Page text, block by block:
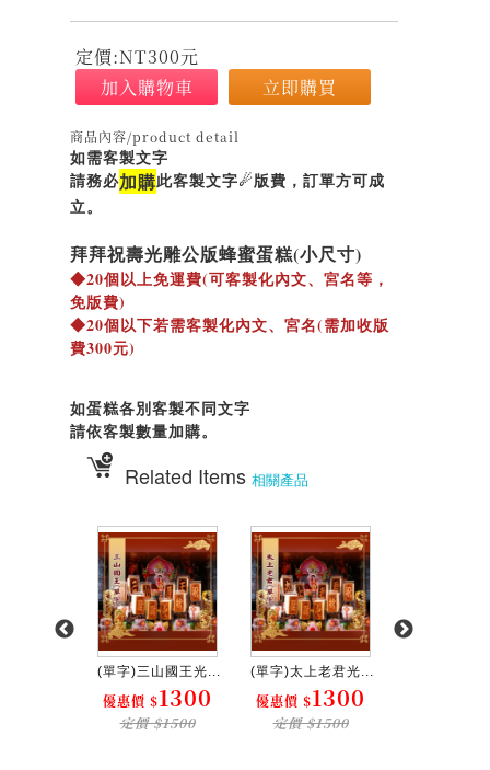
定價:NT300元
加入購物車
立即購買
商品內容/product detail
如需客製文字
請務必加購此客製文字☄版費，訂單方可成
立。
拜拜祝壽光雕公版蜂蜜蛋糕(小尺寸)
◆20個以上免運費(可客製化內文、宮名等，
免版費)
◆20個以下若需客製化內文、宮名(需加收版
費300元)
如蛋糕各別客製不同文字
請依客製數量加購。
Related Items 相關產品
(單字)三山國王光...
優惠價 $1300
定價 $1500
(單字)太上老君光...
優惠價 $1300
定價 $1500